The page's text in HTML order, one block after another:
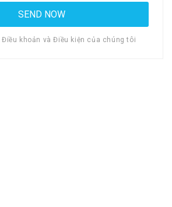
Điều khoản và Điều kiện của chúng tôi